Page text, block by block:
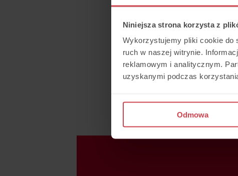
Niniejsza strona korzysta z
Wykorzystujemy pliki cookie do
ruch w naszej witrynie.
reklamowym i analitycznym.
uzyskanymi podczas
Odmowa